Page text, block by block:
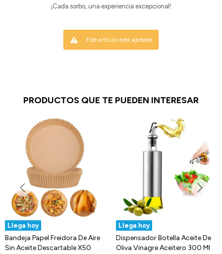
¡Cada sorbo, una experiencia excepcional!
Este artículo está agotado.
PRODUCTOS QUE TE PUEDEN INTERESAR
Llega hoy
Bandeja Papel Freidora De Aire
Sin Aceite Descartable X50
Llega hoy
Dispensador Botella Aceite De
Oliva Vinagre Aceitero 300 Ml